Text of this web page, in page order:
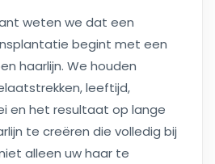
weten we dat een
begint met een
haarlijn. We houden
leeftijd,
en het resultaat op lange
te creëren die volledig bij
alleen uw haar te